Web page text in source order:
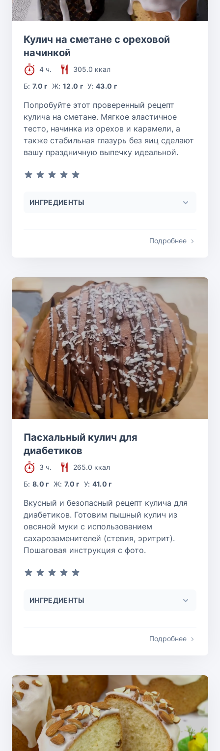
Кулич на сметане с ореховой
начинкой
4 ч.
305.0 ккал
Б:7.0 г Ж: 12.0 г У:43.0 г
Попробуйте этот проверенный рецепт
кулича на сметане. Мягкое эластичное
тесто, начинка из орехов и карамели, а
также стабильная глазурь без яиц сделают
вашу праздничную выпечку идеальной.
ИНГРЕДИЕНТЫ
Подробнее
Пасхальный кулич для
диабетиков
3 ч.
265.0 ккал
Б:8.0 г Ж: 7.0 г У: 41.0 г
Вкусный и безопасный рецепт кулича для
диабетиков. Готовим пышный кулич из
овсяной муки с использованием
сахарозаменителей (стевия, эритрит).
Пошаговая инструкция с фото.
ИНГРЕДИЕНТЫ
Подробнее